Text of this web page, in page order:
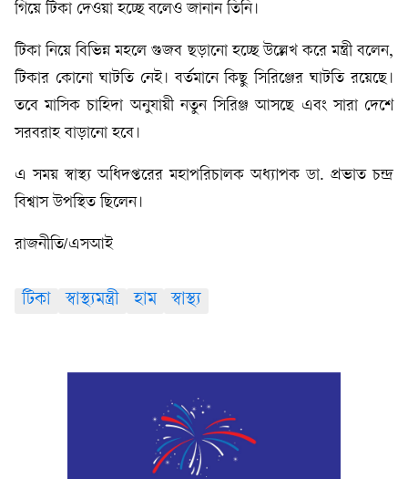
গিয়ে টিকা দেওয়া হচ্ছে বলেও জানান তিনি।
টিকা নিয়ে বিভিন্ন মহলে গুজব ছড়ানো হচ্ছে উল্লেখ করে মন্ত্রী বলেন,
টিকার কোনো ঘাটতি নেই। বর্তমানে কিছু সিরিঞ্জের ঘাটতি রয়েছে।
তবে মাসিক চাহিদা অনুযায়ী নতুন সিরিঞ্জ আসছে এবং সারা দেশে
সরবরাহ বাড়ানো হবে।
এ সময় স্বাস্থ্য অধিদপ্তরের মহাপরিচালক অধ্যাপক ডা. প্রভাত চন্দ্র
বিশ্বাস উপস্থিত ছিলেন।
রাজনীতি/এসআই
টিকা স্বাস্থ্যমন্ত্রী হাম স্বাস্থ্য